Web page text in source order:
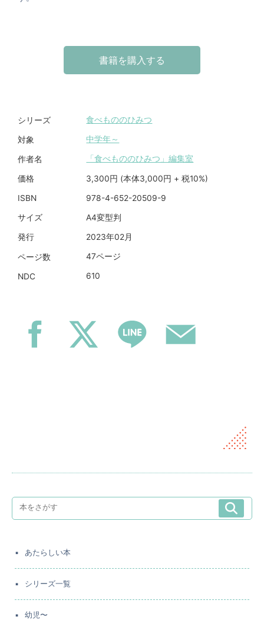
書籍を購入する
シリーズ 食べもののひみつ
対象 中学年～
作者名 「食べもののひみつ」編集室
価格 3,300円 (本体3,000円 + 税10%)
ISBN 978-4-652-20509-9
サイズ A4変型判
発行 2023年02月
ページ数 47ページ
NDC 610
あたらしい本
シリーズ一覧
幼児〜